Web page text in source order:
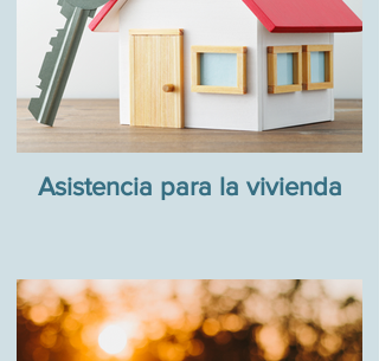
Asistencia para la vivienda